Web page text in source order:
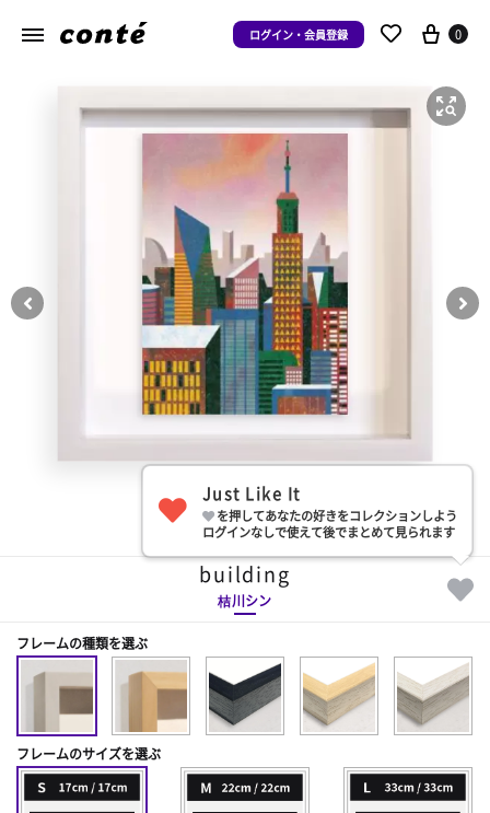
ログイン・会員登録 0
部屋に飾る
building
桔川シン
フレームの種類を選ぶ
フレームのサイズを選ぶ
Just Like It
を押してあなたの好きをコレクションしよう
ログインなしで使えて後でまとめて見られます